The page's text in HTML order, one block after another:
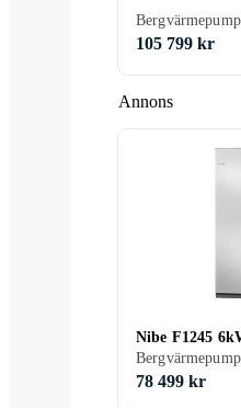
Annons
105 799 kr
Nibe F1245
78 499 kr